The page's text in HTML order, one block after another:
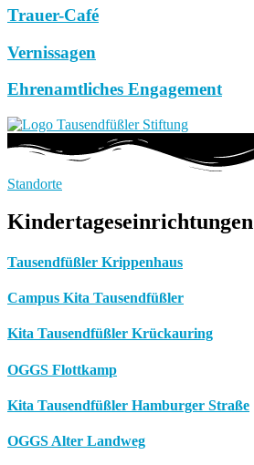
Trauer-Café
Vernissagen
Ehrenamtliches Engagement
Standorte
Kindertageseinrichtungen
Tausendfüßler Krippenhaus
Campus Kita Tausendfüßler
Kita Tausendfüßler Krückauring
OGGS Flottkamp
Kita Tausendfüßler Hamburger Straße
OGGS Alter Landweg